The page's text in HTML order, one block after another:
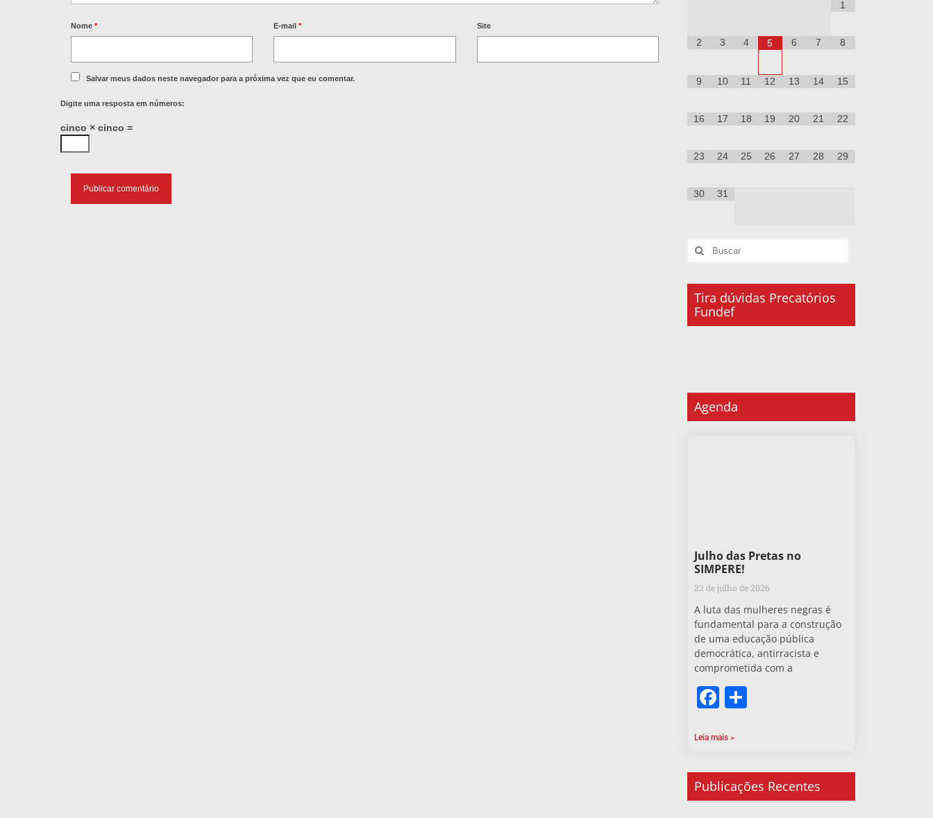
Nome * E-mail* Site
Salvar meus dados neste navegador para a próxima vez que eu comentar.
Digite uma resposta em números:
cinco × cinco =
1
2 3 4 5 6 7 8
9 10 11 12 13 14 15
16 17 18 19 20 21 22
23 24 25 26 27 28 29
30 31
Tira dúvidas Precatórios
Fundef
Agenda
Julho das Pretas no
SIMPERE!
22 de julho de 2026
A luta das mulheres negras é
fundamental para a construção
de uma educação pública
democrática, antirracista e
comprometida com a
Facebook
Leia mais »
Publicações Recentes